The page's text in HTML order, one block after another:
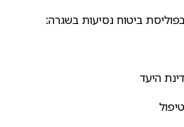
ביטוח נסיעות בשגרה:
היעד